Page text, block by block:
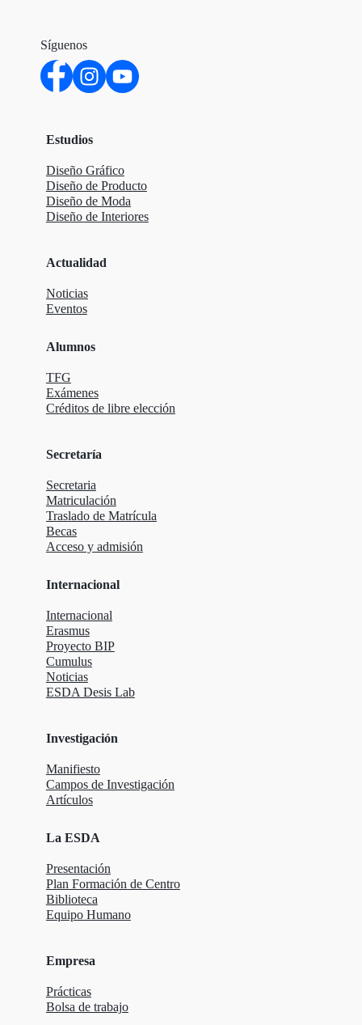
Síguenos
Estudios
Diseño Gráfico
Diseño de Producto
Diseño de Moda
Diseño de Interiores
Actualidad
Noticias
Eventos
Alumnos
TFG
Exámenes
Créditos de libre elección
Secretaría
Secretaria
Matriculación
Traslado de Matrícula
Becas
Acceso y admisión
Internacional
Internacional
Erasmus
Proyecto BIP
Cumulus
Noticias
ESDA Desis Lab
Investigación
Manifiesto
Campos de Investigación
Artículos
La ESDA
Presentación
Plan Formación de Centro
Biblioteca
Equipo Humano
Empresa
Prácticas
Bolsa de trabajo